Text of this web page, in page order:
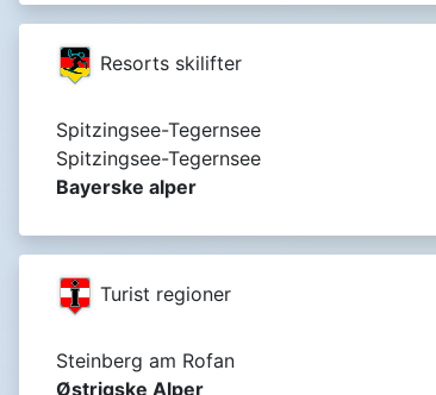
Resorts skilifter
Spitzingsee-Tegernsee
Spitzingsee-Tegernsee
Bayerske alper
Turist regioner
Steinberg am Rofan
Østrigske Alper